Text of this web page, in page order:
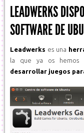
LEADWERKS
SOFTWARE DE
Leadwerks es una
la que ya os hemos
desarrollar juegos